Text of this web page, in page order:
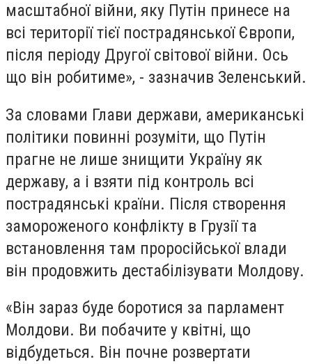
масштабної війни, яку Путін принесе на
всі території тієї пострадянської Європи,
після періоду Другої світової війни. Ось
що він робитиме», - зазначив Зеленський.
За словами Глави держави, американські
політики повинні розуміти, що Путін
прагне не лише знищити Україну як
державу, а і взяти під контроль всі
пострадянські країни. Після створення
замороженого конфлікту в Грузії та
встановлення там проросійської влади
він продовжить дестабілізувати Молдову.
«Він зараз буде боротися за парламент
Молдови. Ви побачите у квітні, що
відбудеться. Він почне розвертати